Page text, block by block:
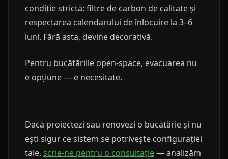
condiție strictă: filtre de carbon de calitate și
respectarea calendarului de înlocuire la 3–6
luni. Fără asta, devine decorativă.
Pentru bucătăriile open-space, evacuarea nu
e opțiune — e necesitate.
Dacă proiectezi sau renovezi o bucătărie și nu
ești sigur ce sistem se potrivește configurației
tale, scrie-ne pentru o consultație— analizăm